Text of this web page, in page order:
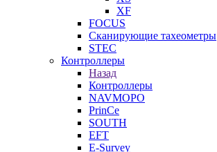
XF
FOCUS
Сканирующие тахеометры
STEC
Контроллеры
Назад
Контроллеры
NAVMOPO
PrinCe
SOUTH
EFT
E-Survey